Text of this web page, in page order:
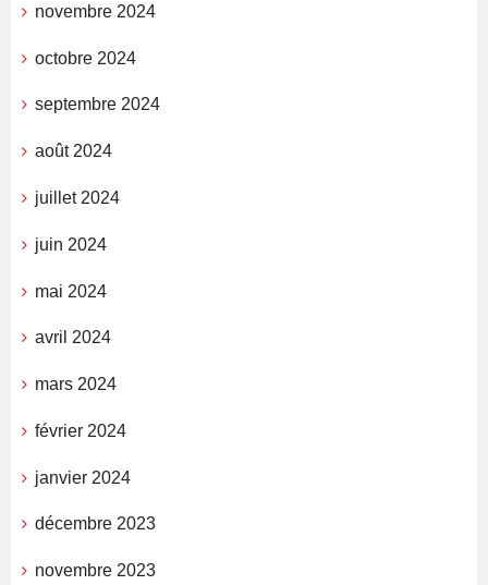
novembre 2024
octobre 2024
septembre 2024
août 2024
juillet 2024
juin 2024
mai 2024
avril 2024
mars 2024
février 2024
janvier 2024
décembre 2023
novembre 2023